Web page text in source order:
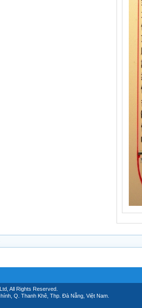
All Rights Reserved.
Q. Thanh Khê, Thp. Đà Nẵng, Việt Nam.